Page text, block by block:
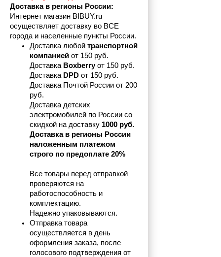
Доставка в регионы России:
Интернет магазин BIBUY.ru
осуществляет доставку во ВСЕ
города и населенные пункты России.
Доставка любой транспортной
компанией от 150 руб.
Доставка Boxberry от 150 руб.
Доставка DPD от 150 руб.
Доставка Почтой России от 200
руб.
Доставка детских
электромобилей по России со
скидкой на доставку 1000 руб.
Доставка в регионы России
наложенным платежом
строго по предоплате 20%
Все товары перед отправкой
проверяются на
работоспособность и
комплектацию.
Надежно упаковываются.
Отправка товара
осуществляется в день
оформления заказа, после
голосового подтверждения от